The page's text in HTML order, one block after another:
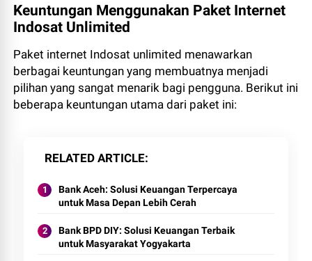
Keuntungan Menggunakan Paket Internet
Indosat Unlimited
Paket internet Indosat unlimited menawarkan
berbagai keuntungan yang membuatnya menjadi
pilihan yang sangat menarik bagi pengguna. Berikut ini
beberapa keuntungan utama dari paket ini:
RELATED ARTICLE
Bank Aceh: Solusi Keuangan Terpercaya
untuk Masa Depan Lebih Cerah
Bank BPD DIY: Solusi Keuangan Terbaik
untuk Masyarakat Yogyakarta